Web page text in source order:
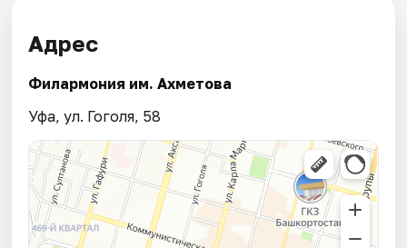
Адрес
Филармония им. Ахметова
Уфа, ул. Гоголя, 58